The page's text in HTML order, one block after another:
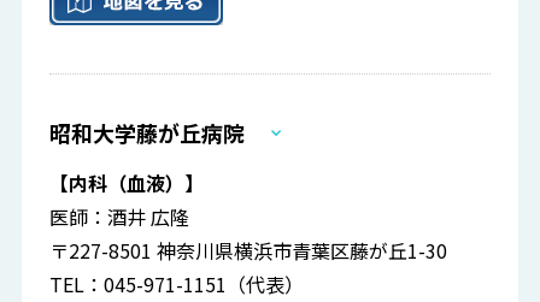
昭和大学藤が丘病院
【内科（血液）】
医師：酒井 広隆
〒227-8501 神奈川県横浜市青葉区藤が丘1-30
TEL：045-971-1151（代表）